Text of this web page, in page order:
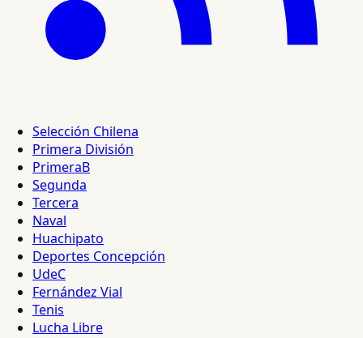
Selección Chilena
Primera División
PrimeraB
Segunda
Tercera
Naval
Huachipato
Deportes Concepción
UdeC
Fernández Vial
Tenis
Lucha Libre